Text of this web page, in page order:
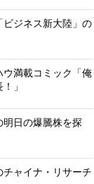
ビジネス新大陸」の
ウ満載コミック「俺
」
明日の爆騰株を探
チャイナ・リサーチ